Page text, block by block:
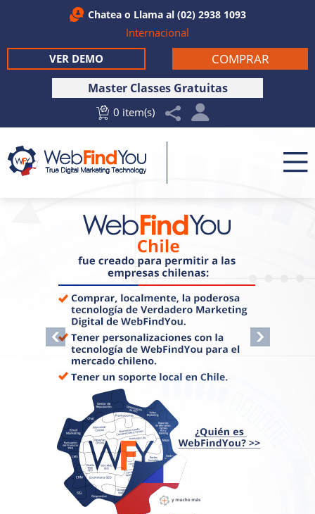
Chatea o Llama al (02) 2938 1093
Internacional
Master Classes Gratuitas
0 item(s)
COMPRAR
VER DEMO